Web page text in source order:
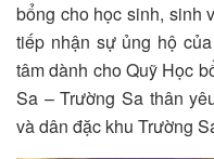
bổng cho học sinh, sinh
tiếp nhận sự ủng hộ
tâm dành cho Quỹ Học
Sa – Trường Sa thân
và dân đặc khu Trường